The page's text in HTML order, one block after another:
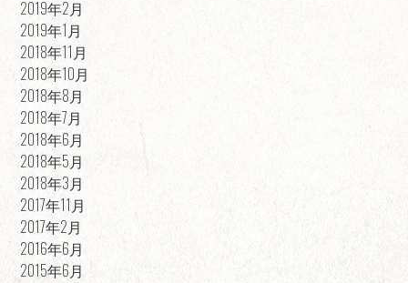
2019年2月
2019年1月
2018年11月
2018年10月
2018年8月
2018年7月
2018年6月
2018年5月
2018年3月
2017年11月
2017年2月
2016年6月
2015年6月